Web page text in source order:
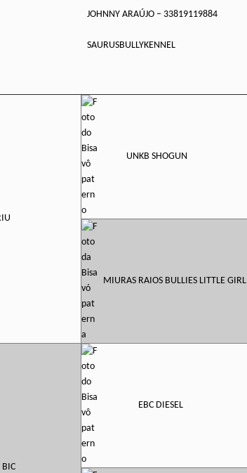
JOHNNY ARAÚJO – 33819119884
SAURUSBULLYKENNEL
UNKB SHOGUN
MIURAS RAIOS BULLIES LITTLE GIRL
BIC
EBC DIESEL